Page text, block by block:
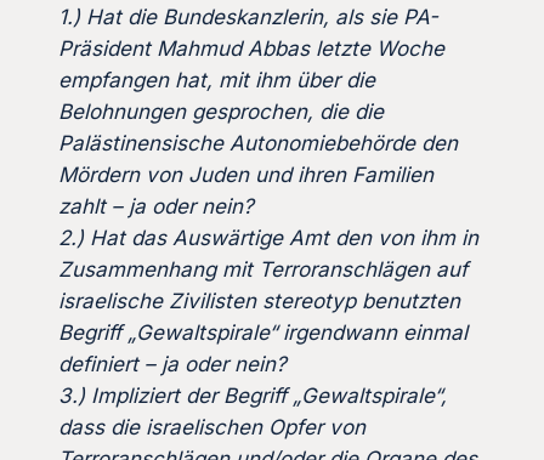
1.) Hat die Bundeskanzlerin, als sie PA-
Präsident Mahmud Abbas letzte Woche
empfangen hat, mit ihm über die
Belohnungen gesprochen, die die
Palästinensische Autonomiebehörde den
Mördern von Juden und ihren Familien
zahlt – ja oder nein?
2.) Hat das Auswärtige Amt den von ihm in
Zusammenhang mit Terroranschlägen auf
israelische Zivilisten stereotyp benutzten
Begriff „Gewaltspirale“ irgendwann einmal
definiert – ja oder nein?
3.) Impliziert der Begriff „Gewaltspirale“,
dass die israelischen Opfer von